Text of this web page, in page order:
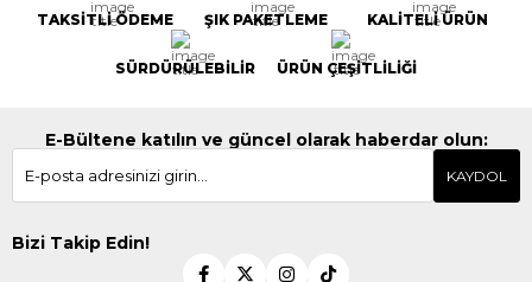
TAKSİTLİ ÖDEME ŞIK PAKETLEME KALİTELİ ÜRÜN
SÜRDÜRÜLEBİLİR ÜRÜN ÇEŞİTLİLİĞİ
E-Bültene katılın ve güncel olarak haberdar olun:
KAYDOL
Bizi Takip Edin!